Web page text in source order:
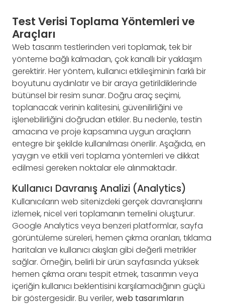
Test Verisi Toplama Yöntemleri ve
Araçları
Web tasarım testlerinden veri toplamak, tek bir
yönteme bağlı kalmadan, çok kanallı bir yaklaşım
gerektirir. Her yöntem, kullanıcı etkileşiminin farklı bir
boyutunu aydınlatır ve bir araya getirildiklerinde
bütünsel bir resim sunar. Doğru araç seçimi,
toplanacak verinin kalitesini, güvenilirliğini ve
işlenebilirliğini doğrudan etkiler. Bu nedenle, testin
amacına ve proje kapsamına uygun araçların
entegre bir şekilde kullanılması önerilir. Aşağıda, en
yaygın ve etkili veri toplama yöntemleri ve dikkat
edilmesi gereken noktalar ele alınmaktadır.
Kullanıcı Davranış Analizi (Analytics)
Kullanıcıların web sitenizdeki gerçek davranışlarını
izlemek, nicel veri toplamanın temelini oluşturur.
Google Analytics veya benzeri platformlar, sayfa
görüntüleme süreleri, hemen çıkma oranları, tıklama
haritaları ve kullanıcı akışları gibi değerli metrikler
sağlar. Örneğin, belirli bir ürün sayfasında yüksek
hemen çıkma oranı tespit etmek, tasarımın veya
içeriğin kullanıcı beklentisini karşılamadığının güçlü
bir göstergesidir. Bu veriler, web tasarımların